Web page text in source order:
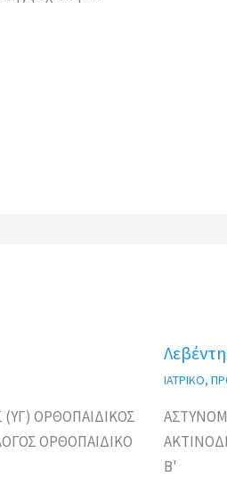
ΟΡΘΟΠAIΔΙΚΟΣ
ΟΡΘΟΠΑΙΔΙΚΟ
ΙΑΤΡΙΚΟ,
Β'